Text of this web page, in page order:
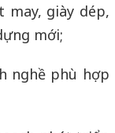
may, giày dép,
mới;
nghề phù hợp